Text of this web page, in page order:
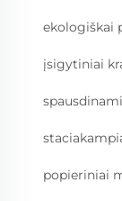
ekologiškai
įsigytiniai
popieriniai